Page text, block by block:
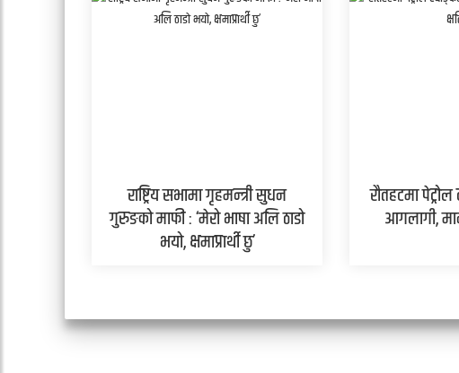
राष्ट्रिय सभामा गृहमन्त्री सुधन
गुरुङको माफी : ‘मेरो भाषा अलि ठाडो
भयो, क्षमाप्रार्थी छु’
रौतहटमा
आगलागी,